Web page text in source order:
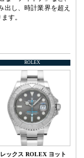
出し、時計業界を超え
す。
ROLEX
ックス ROLEX ヨット